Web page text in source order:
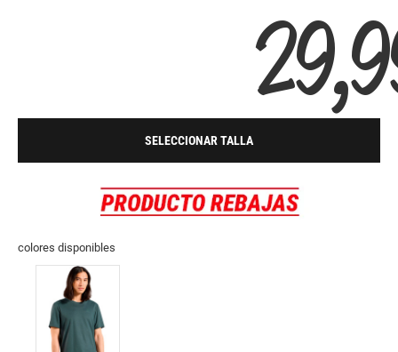
SELECCIONAR TALLA
colores disponibles